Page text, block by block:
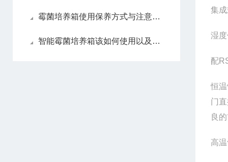
霉菌培养箱使用保养方式与注意事项
智能霉菌培养箱该如何使用以及保养
集
湿
配
恒
门
良
高